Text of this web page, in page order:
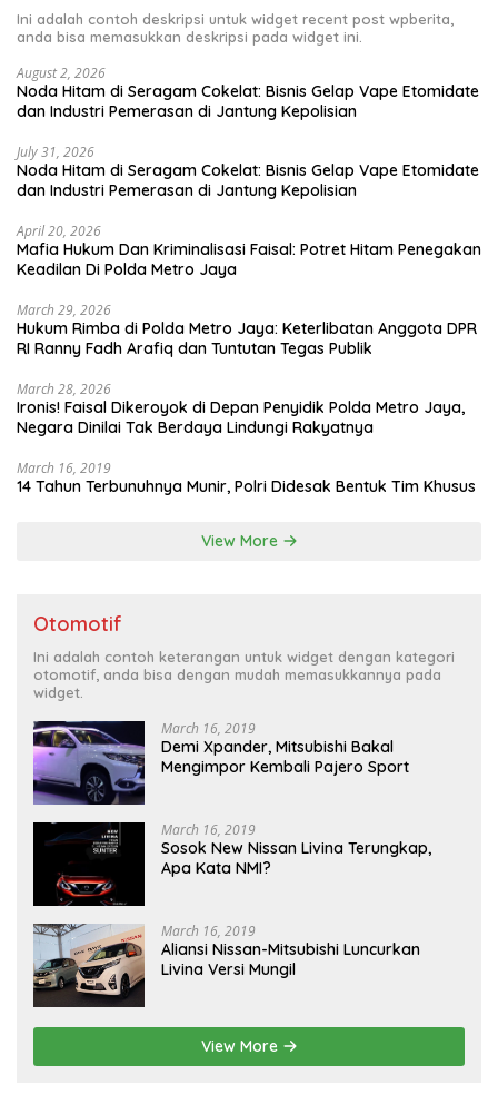
Ini adalah contoh deskripsi untuk widget recent post wpberita,
anda bisa memasukkan deskripsi pada widget ini.
August 2, 2026
Noda Hitam di Seragam Cokelat: Bisnis Gelap Vape Etomidate
dan Industri Pemerasan di Jantung Kepolisian
July 31, 2026
Noda Hitam di Seragam Cokelat: Bisnis Gelap Vape Etomidate
dan Industri Pemerasan di Jantung Kepolisian
April 20, 2026
Mafia Hukum Dan Kriminalisasi Faisal: Potret Hitam Penegakan
Keadilan Di Polda Metro Jaya
March 29, 2026
Hukum Rimba di Polda Metro Jaya: Keterlibatan Anggota DPR
RI Ranny Fadh Arafiq dan Tuntutan Tegas Publik
March 28, 2026
Ironis! Faisal Dikeroyok di Depan Penyidik Polda Metro Jaya,
Negara Dinilai Tak Berdaya Lindungi Rakyatnya
March 16, 2019
14 Tahun Terbunuhnya Munir, Polri Didesak Bentuk Tim Khusus
View More
Otomotif
Ini adalah contoh keterangan untuk widget dengan kategori
otomotif, anda bisa dengan mudah memasukkannya pada
widget.
March 16, 2019
Demi Xpander, Mitsubishi Bakal
Mengimpor Kembali Pajero Sport
March 16, 2019
Sosok New Nissan Livina Terungkap,
Apa Kata NMI?
March 16, 2019
Aliansi Nissan-Mitsubishi Luncurkan
Livina Versi Mungil
View More